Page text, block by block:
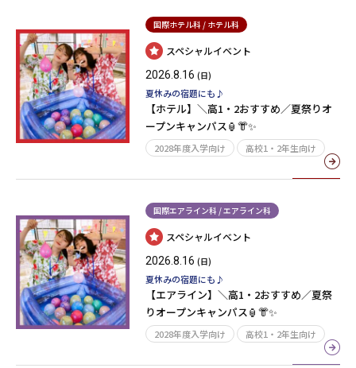
国際ホテル科 / ホテル科
スペシャルイベント
2026.8.16 (日)
夏休みの宿題にも♪
【ホテル】＼高1・2おすすめ／夏祭りオ
ープンキャンパス🏮👘✨
2028年度入学向け 高校1・2年生向け
国際エアライン科 / エアライン科
スペシャルイベント
2026.8.16 (日)
夏休みの宿題にも♪
【エアライン】＼高1・2おすすめ／夏祭
りオープンキャンパス🏮👘✨
2028年度入学向け 高校1・2年生向け